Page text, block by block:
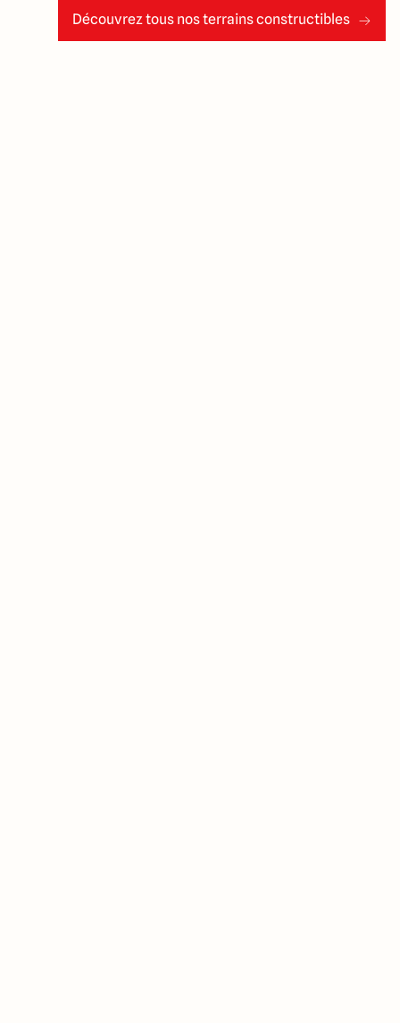
Découvrez tous nos terrains constructibles